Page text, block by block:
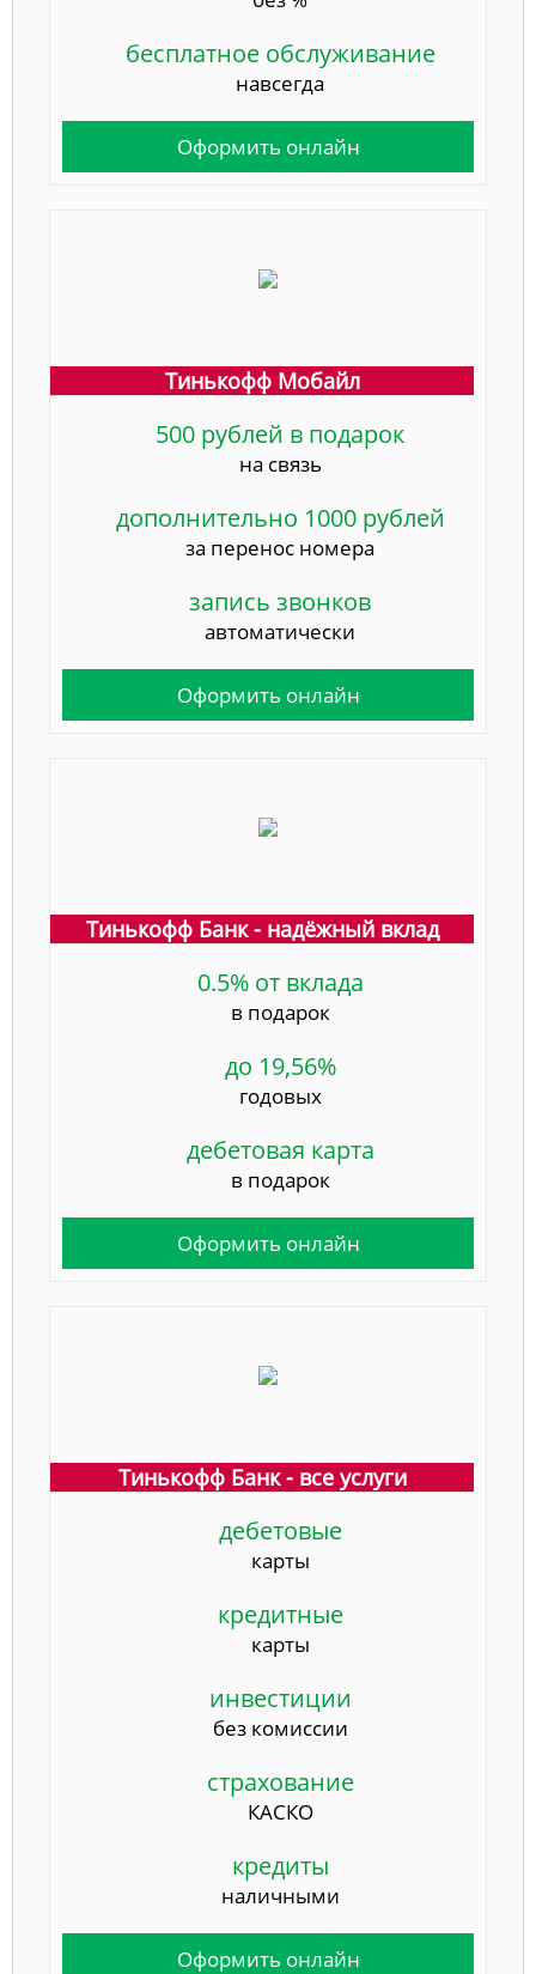
бесплатное обслуживание
навсегда
Оформить онлайн
Тинькофф Мобайл
500 рублей в подарок
на связь
дополнительно 1000 рублей
за перенос номера
запись звонков
автоматически
Оформить онлайн
Тинькофф Банк - надёжный вклад
0.5% от вклада
в подарок
до 19,56%
годовых
дебетовая карта
в подарок
Оформить онлайн
Тинькофф Банк - все услуги
дебетовые
карты
кредитные
карты
инвестиции
без комиссии
страхование
КАСКО
кредиты
наличными
Оформить онлайн